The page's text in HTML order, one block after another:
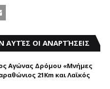
ΑΥΤΈΣ ΟΙ ΑΝΑΡΤΉΣΕΙΣ
Αγώνας Δρόμου «Μνήμες
21Km και Λαϊκός